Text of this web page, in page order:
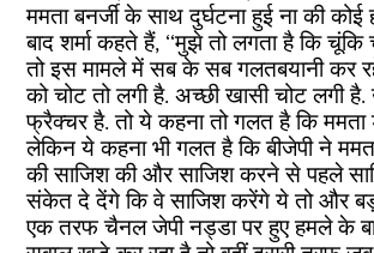
ममता बनर्जी के साथ दुर्घटना हुई ना की
बाद शर्मा कहते हैं, ‘‘मुझे तो लगता है कि चूंकि
तो इस मामले में सब के सब गलतबयानी कर
को चोट तो लगी है. अच्छी खासी चोट लगी
फ्रैक्चर है. तो ये कहना तो गलत है कि ममता
लेकिन ये कहना भी गलत है कि बीजेपी ने
की साजिश की और साजिश करने से पहले
संकेत दे देंगे कि वे साजिश करेंगे ये तो और बड़ी
एक तरफ चैनल जेपी नड्डा पर हुए हमले के